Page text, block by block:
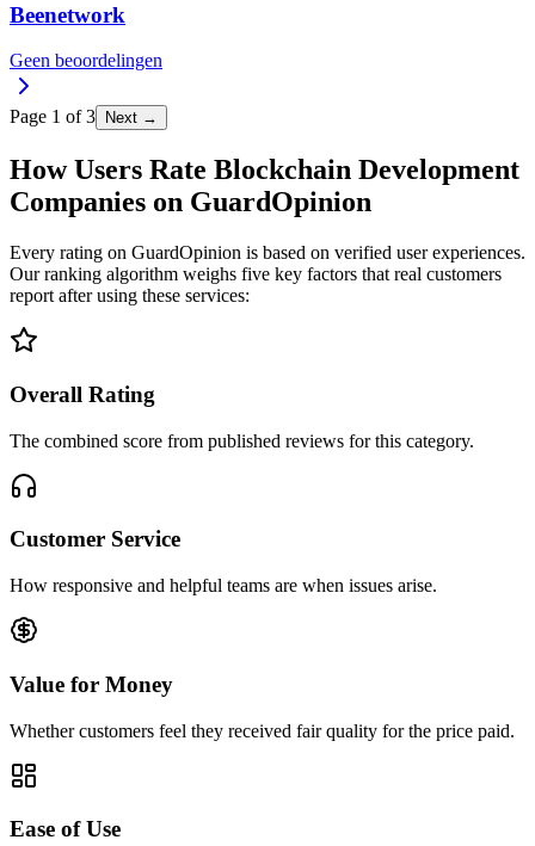
Beenetwork
Geen beoordelingen
Page 1 of3 Next →
How Users Rate Blockchain Development
Companies on GuardOpinion
Every rating on GuardOpinion is based on verified user experiences.
Our ranking algorithm weighs five key factors that real customers
report after using these services:
Overall Rating
The combined score from published reviews for this category.
Customer Service
How responsive and helpful teams are when issues arise.
Value for Money
Whether customers feel they received fair quality for the price paid.
Ease of Use